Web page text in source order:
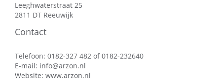
Leeghwaterstraat 25
2811 DT Reeuwijk
Contact
Telefoon: 0182-327 482 of 0182-232640
E-mail: info@arzon.nl
Website: www.arzon.nl